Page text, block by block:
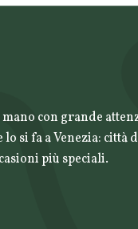
con grande
si fa a Venezia: città
più speciali.